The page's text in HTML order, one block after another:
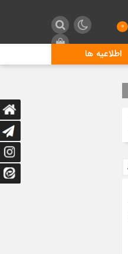
0
اطلاعیه هاگیلان فاتح شطرنج کشور و